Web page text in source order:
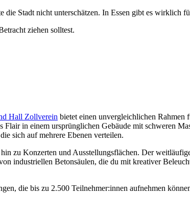
Stadt nicht unterschätzen. In Essen gibt es wirklich
ziehen solltest.
Hall Zollverein bietet einen unvergleichlichen Rahmen
in einem ursprünglichen Gebäude mit schweren
sich auf mehrere Ebenen verteilen.
zu Konzerten und Ausstellungsflächen. Der
industriellen Betonsäulen, die du mit kreativer
die bis zu 2.500 Teilnehmer:innen aufnehmen